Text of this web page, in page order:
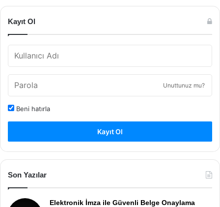
Kayıt Ol
Unuttunuz mu?
Beni hatırla
Kayıt Ol
Son Yazılar
Elektronik İmza ile Güvenli Belge Onaylama